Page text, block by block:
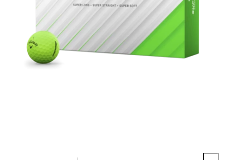
Boty